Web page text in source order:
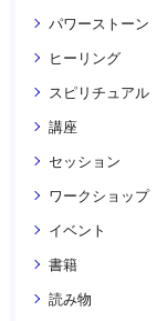
パワーストーン
ヒーリング
スピリチュアル
講座
セッション
ワークショップ
イベント
書籍
読み物